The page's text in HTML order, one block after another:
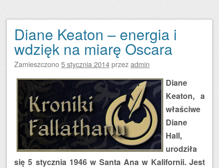
Diane Keaton – energia i
wdzięk na miarę Oscara
Zamieszczono5 stycznia 2014przezadmin
Diane
Keaton, a
właściwe
Diane
Hall,
urodziła
się 5 stycznia 1946 w Santa Ana w Kalifornii. Jest